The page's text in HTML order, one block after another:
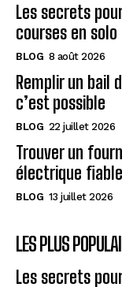
Les secrets
courses en solo
BLOG 8 août 2026
Remplir un bail
c’est possible
BLOG 22 juillet 2026
Trouver un
électrique
BLOG 13 juillet 2026
LES PLUS
Les secrets